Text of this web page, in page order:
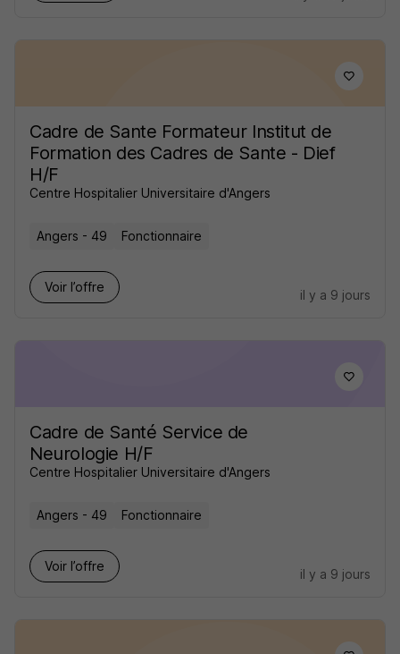
Cadre de Sante Formateur Institut de
Formation des Cadres de Sante - Dief
H/F
Centre Hospitalier Universitaire d'Angers
Angers - 49 Fonctionnaire
Voir l’offre
il y a 9 jours
Cadre de Santé Service de
Neurologie H/F
Centre Hospitalier Universitaire d'Angers
Angers - 49 Fonctionnaire
Voir l’offre
il y a 9 jours